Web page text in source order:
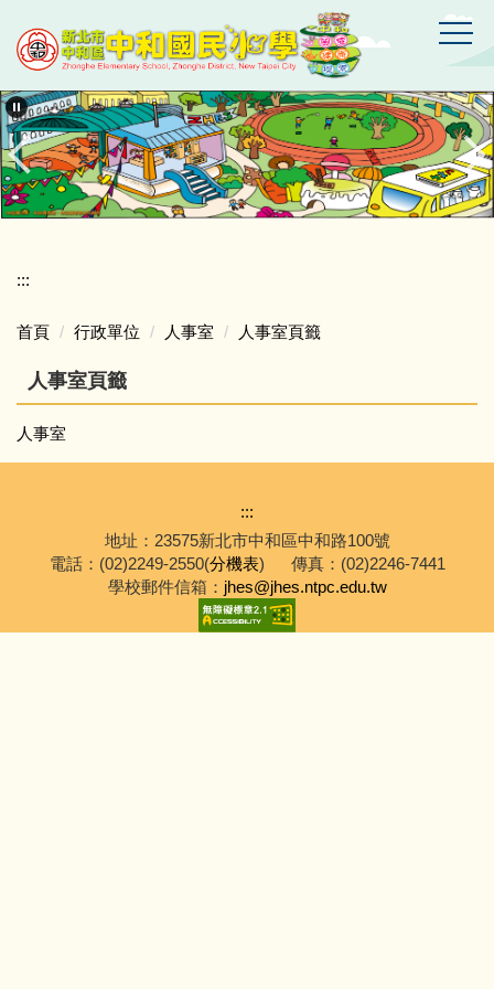
到
主
要
內
容
區
新
北
市
中
和
區
國
小
學
:::
首頁 行政單位 人事室 人事室頁籤
人事室頁籤
人事室
:::
地址：23575新北市中和區中和路100號
電話：(02)2249-2550(分機表)
傳真：(02)2246-7441
學校郵件信箱： jhes@jhes.ntpc.edu.tw